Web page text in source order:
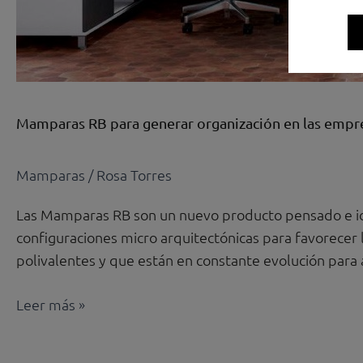
Mamparas RB para generar organización en las
Mamparas /Rosa Torres
Las Mamparas RB son un nuevo producto pensado
configuraciones micro arquitectónicas para
polivalentes y que están en constante evolución
Leer más »